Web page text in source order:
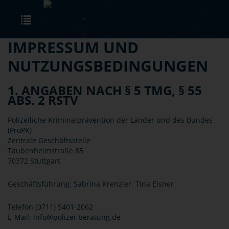
Skip to main content
IMPRESSUM UND
NUTZUNGSBEDINGUNGEN
1. ANGABEN NACH § 5 TMG, § 55
ABS. 2 RSTV
Polizeiliche Kriminalprävention der Länder und des Bundes
(ProPK)
Zentrale Geschäftsstelle
Taubenheimstraße 85
70372 Stuttgart
Geschäftsführung: Sabrina Krenzler, Tina Elsner
Telefon (0711) 5401-2062
E-Mail: info@polizei-beratung.de